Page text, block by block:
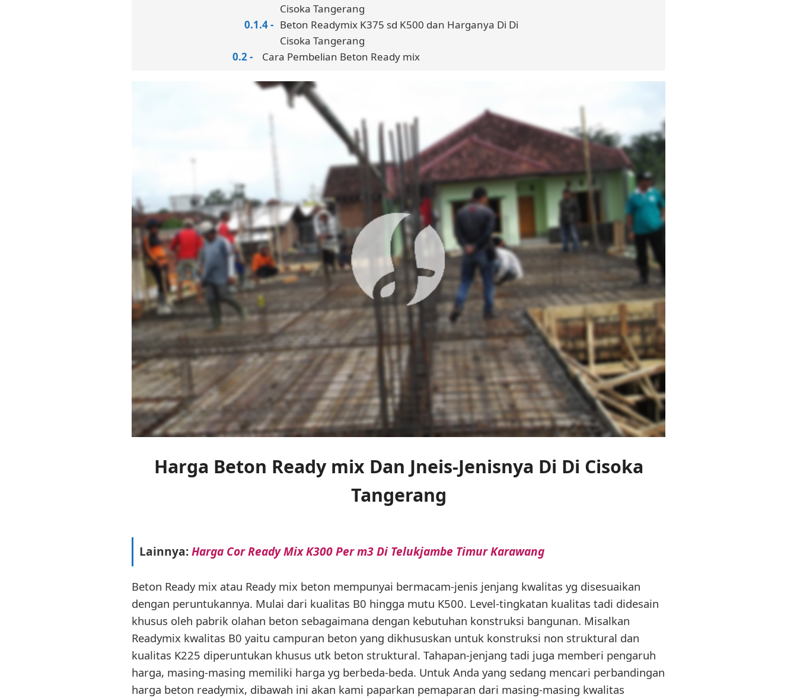
Cisoka Tangerang
Beton Readymix K375 sd K500 dan Harganya Di Di
Cisoka Tangerang
Cara Pembelian Beton Ready mix
Harga Beton Ready mix Dan Jneis-Jenisnya Di Di Cisoka
Tangerang
Lainnya:Harga Cor Ready Mix K300 Per m3 Di Telukjambe Timur Karawang
Beton Ready mix atau Ready mix beton mempunyai bermacam-jenis jenjang kwalitas yg disesuaikan
dengan peruntukannya. Mulai dari kualitas B0 hingga mutu K500. Level-tingkatan kualitas tadi didesain
khusus oleh pabrik olahan beton sebagaimana dengan kebutuhan konstruksi bangunan. Misalkan
Readymix kwalitas B0 yaitu campuran beton yang dikhususkan untuk konstruksi non struktural dan
kualitas K225 diperuntukan khusus utk beton struktural. Tahapan-jenjang tadi juga memberi pengaruh
harga, masing-masing memiliki harga yg berbeda-beda. Untuk Anda yang sedang mencari perbandingan
harga beton readymix, dibawah ini akan kami paparkan pemaparan dari masing-masing kwalitas